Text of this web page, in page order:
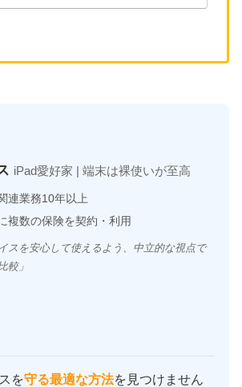
iPad愛好家 | 端末は裸使いが至高
連業務10年以上
複数の保険を契約・利用
イスを安心して使えるよう、中立的な視点で
較」
を守る最適な方法を見つけません